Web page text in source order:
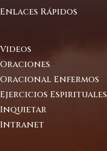
Enlaces Rápidos
Videos
Oraciones
Oracional Enfermos
Ejercicios Espirituales
Inquietar
Intranet